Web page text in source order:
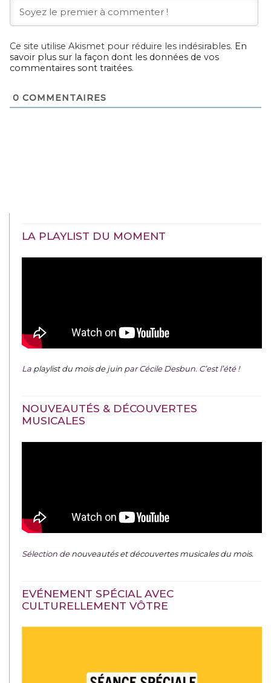
Ce site utilise Akismet pour réduire les indésirables. En
savoir plus sur la façon dont les données de vos
commentaires sont traitées.
0 COMMENTAIRES
LA PLAYLIST DU MOMENT
La playlist du mois de juin par Cécile Desbun. C’est l’été !
NOUVEAUTÉS & DÉCOUVERTES
MUSICALES
Sélection denouveautés et découvertes musicales du mois.
EVÉNEMENT SPÉCIAL AVEC
CULTURELLEMENT VÔTRE